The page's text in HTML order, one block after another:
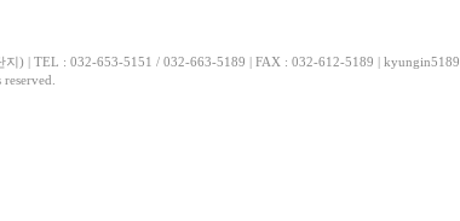
) | TEL : 032-653-5151 / 032-663-5189 | FAX : 032-612-5189 |